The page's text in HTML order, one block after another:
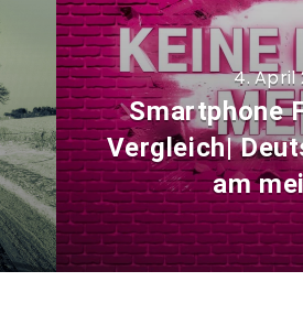
4. April
Smartphone
Vergleich|
am